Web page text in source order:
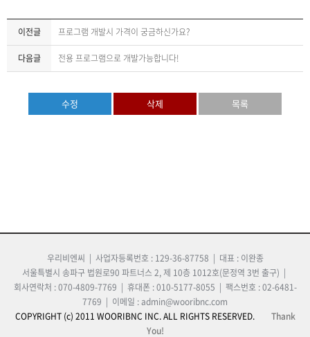
이전글 프로그램 개발시 가격이 궁금하신가요?
다음글 전용 프로그램으로 개발가능합니다!
수정 삭제 목록
우리비엔씨 | 사업자등록번호 : 129-36-87758 | 대표 : 이완종
서울특별시 송파구 법원로90 파트너스 2, 제 10층 1012호(문정역 3번 출구) |
회사연락처 : 070-4809-7769 | 휴대폰 : 010-5177-8055 | 팩스번호 : 02-6481-
7769 | 이메일 : admin@wooribnc.com
COPYRIGHT (c) 2011 WOORIBNC INC. ALL RIGHTS RESERVED.
Thank
You!